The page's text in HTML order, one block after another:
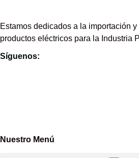
Estamos dedicados a la importación
productos eléctricos para la Industria
Síguenos:
Nuestro Menú